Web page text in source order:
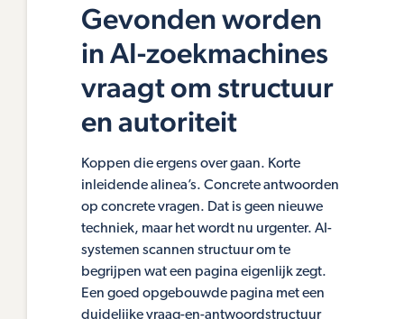
Gevonden worden
in AI-zoekmachines
vraagt om structuur
en autoriteit
Koppen die ergens over gaan. Korte
inleidende alinea’s. Concrete antwoorden
op concrete vragen. Dat is geen nieuwe
techniek, maar het wordt nu urgenter. AI-
systemen scannen structuur om te
begrijpen wat een pagina eigenlijk zegt.
Een goed opgebouwde pagina met een
duidelijke vraag-en-antwoordstructuur